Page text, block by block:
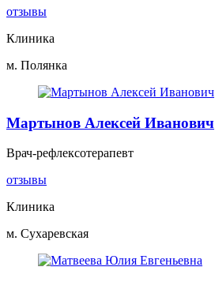
отзывы
Клиника
м. Полянка
Мартынов Алексей Иванович
Врач-рефлексотерапевт
отзывы
Клиника
м. Сухаревская